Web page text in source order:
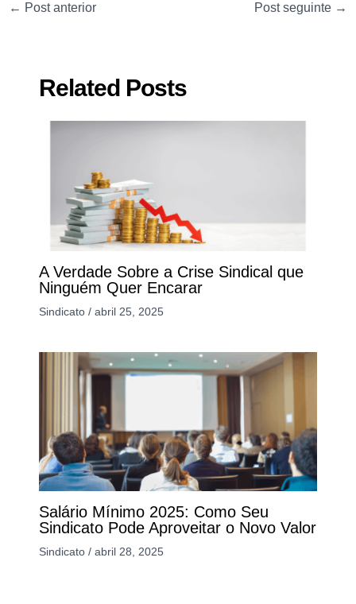
← Post anterior Post seguinte →
Related Posts
A Verdade Sobre a Crise Sindical que
Ninguém Quer Encarar
Sindicato/ abril 25, 2025
Salário Mínimo 2025: Como Seu
Sindicato Pode Aproveitar o Novo Valor
Sindicato/ abril 28, 2025